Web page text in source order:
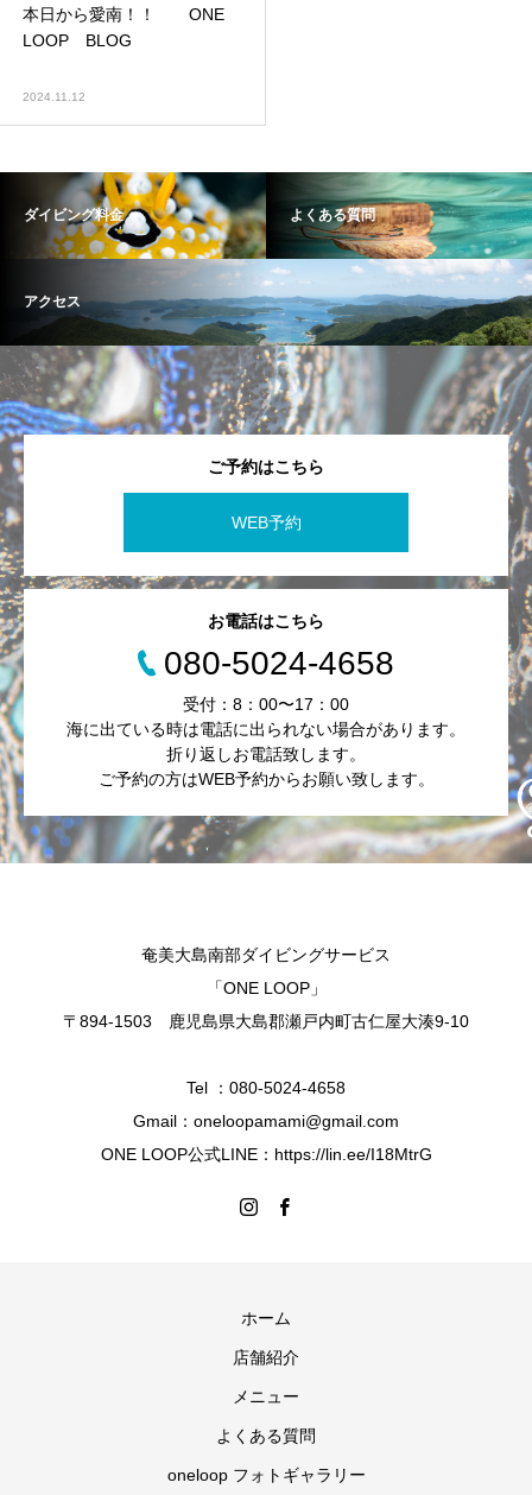
本日から愛南！！ ONE
LOOP BLOG
2024.11.12
ダイビング料金 よくある質問
アクセス
ご予約はこちら
WEB予約
お電話はこちら
080-5024-4658
受付：8：00〜17：00
海に出ている時は電話に出られない場合があります。
折り返しお電話致します。
ご予約の方はWEB予約からお願い致します。
奄美大島南部ダイビングサービス
「ONE LOOP」
〒894-1503 鹿児島県大島郡瀬戸内町古仁屋大湊9-10
Tel ：080-5024-4658
Gmail：oneloopamami@gmail.com
ONE LOOP公式LINE：https://lin.ee/I18MtrG
ホーム
店舗紹介
メニュー
よくある質問
oneloop フォトギャラリー